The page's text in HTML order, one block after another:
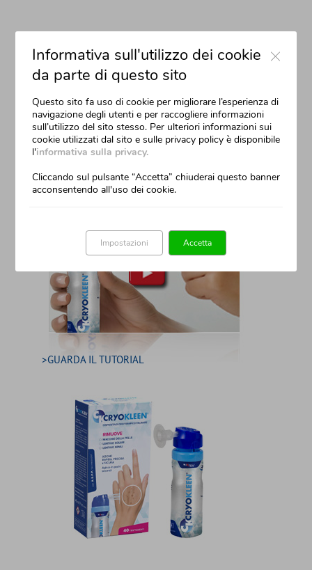
Come funziona
Un set completo
Facile da usare
>GUARDA IL TUTORIAL
Informativa sull'utilizzo dei cookie
da parte di questo sito
Questo sito fa uso di cookie per migliorare l’esperienza di
navigazione degli utenti e per raccogliere informazioni
sull’utilizzo del sito stesso. Per ulteriori informazioni sui
cookie utilizzati dal sito e sulle privacy policy è disponibile
l'informativa sulla privacy.
Cliccando sul pulsante “Accetta” chiuderai questo banner
acconsentendo all'uso dei cookie.
Accetta
Impostazioni